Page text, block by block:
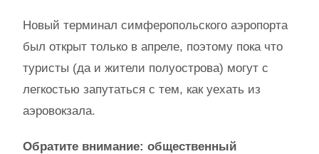
Новый терминал симферопольского аэропорта
был открыт только в апреле, поэтому пока что
туристы (да и жители полуострова) могут с
легкостью запутаться с тем, как уехать из
аэровокзала.
Обратите внимание: общественный